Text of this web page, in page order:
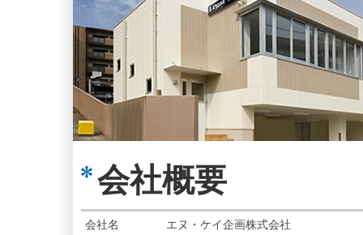
会社概要
会社名 エヌ・ケイ企画株式会社